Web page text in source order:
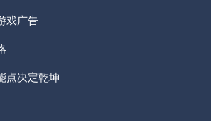
戏广告
点决定乾坤